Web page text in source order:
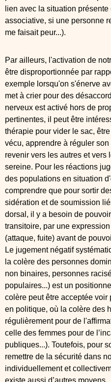
lien avec la situation
associative, si une personne
me faisait peur...).
Par ailleurs, l'activation de
être disproportionnée par
exemple lorsqu'on s'énerve
met à crier pour des
nerveux est activé hors de
pertinentes, il peut être
thérapie pour vider le sac,
vécu, apprendre à réguler
revenir vers les autres et vers
sereine. Pour les réactions
des populations en situation
comprendre que pour sortir
sidération et de soumission
dorsal, il y a besoin de
transitoire, par une
(attaque, fuite) avant de
Le jugement négatif
la colère des personnes
non binaires, personnes
populaires...) est un
colère peut être acceptée
en politique, où la colère des
régulièrement pour de
celle des femmes pour de
publiques...). Toutefois, pour
remettre de la sécurité dans
individuellement et
existe aussi d’autres moyens.